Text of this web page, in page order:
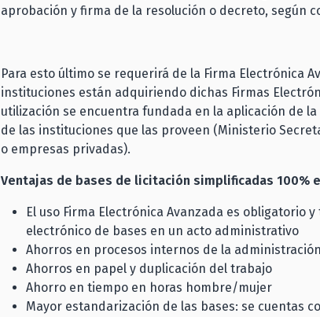
aprobación y firma de la resolución o decreto, según
Para esto último se requerirá de la Firma Electrónica
instituciones están adquiriendo dichas Firmas
utilización se encuentra fundada en la aplicación de
de las instituciones que las proveen (Ministerio
o empresas privadas).
Ventajas de bases de licitación simplificadas 100%
El uso Firma Electrónica Avanzada es obligatorio
electrónico de bases en un acto administrativo
Ahorros en procesos internos de la
Ahorros en papel y duplicación del trabajo
Ahorro en tiempo en horas hombre/mujer
Mayor estandarización de las bases: se cuentas